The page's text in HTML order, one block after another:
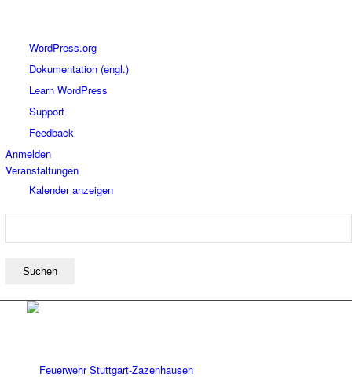
WordPress
WordPress.org
Dokumentation (engl.)
Learn WordPress
Support
Feedback
Anmelden
Veranstaltungen
Kalender anzeigen
Suchen